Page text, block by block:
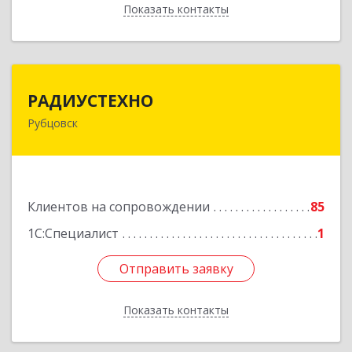
Показать контакты
Назад
РАДИУСТЕХНО
Рубцовск
Клиентов на сопровождении
85
1С:Специалист
1
Отправить заявку
Показать контакты
658225, Алтайский край, Рубцовск г, Ленина пр-
Отправить заявку
Назад